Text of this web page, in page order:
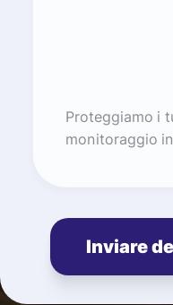
Proteggiamo i
monitoraggio
Inviare